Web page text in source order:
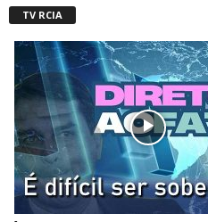
TV RCIA